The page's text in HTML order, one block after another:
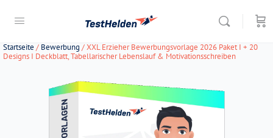
Startseite / Bewerbung / XXL Erzieher Bewerbungsvorlage 2026 Paket I + 20
Designs I Deckblatt, Tabellarischer Lebenslauf & Motivationsschreiben